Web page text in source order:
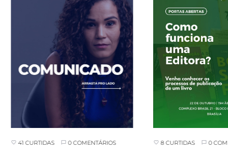
41 CURTIDAS 0 COMENTÁRIOS 8 CURTIDAS 0